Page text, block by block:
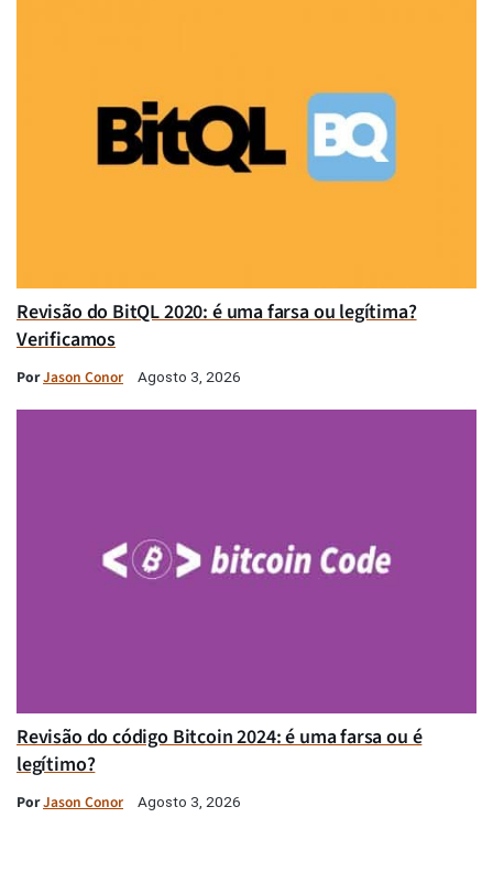
Revisão do BitQL 2020: é uma farsa ou legítima?
Verificamos
PorJason Conor Agosto 3, 2026
Revisão do código Bitcoin 2024: é uma farsa ou é
legítimo?
PorJason Conor Agosto 3, 2026